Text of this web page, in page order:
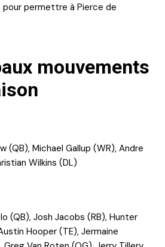
permettre à Pierce de
mouvements
(QB), Michael Gallup (WR), Andre
Wilkins (DL)
(QB), Josh Jacobs (RB), Hunter
Hooper (TE), Jermaine